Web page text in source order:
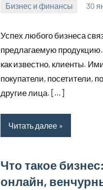
Бизнес и финансы 30
stroyotdelde
Успех любого бизнеса
предлагаемую
как известно, клиенты.
покупатели, посетители,
другие лица. […]
Читать далее
Что такое
онлайн,